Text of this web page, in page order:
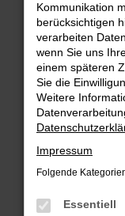
Fehler:
Beim Laden
Hier sind ein
Überprüfe
Manche
Kommunikation
berücksichtigen
verarbeiten
wenn Sie uns
einem späteren
Sie die
Weitere
Impressum
Folgende
Essentiell